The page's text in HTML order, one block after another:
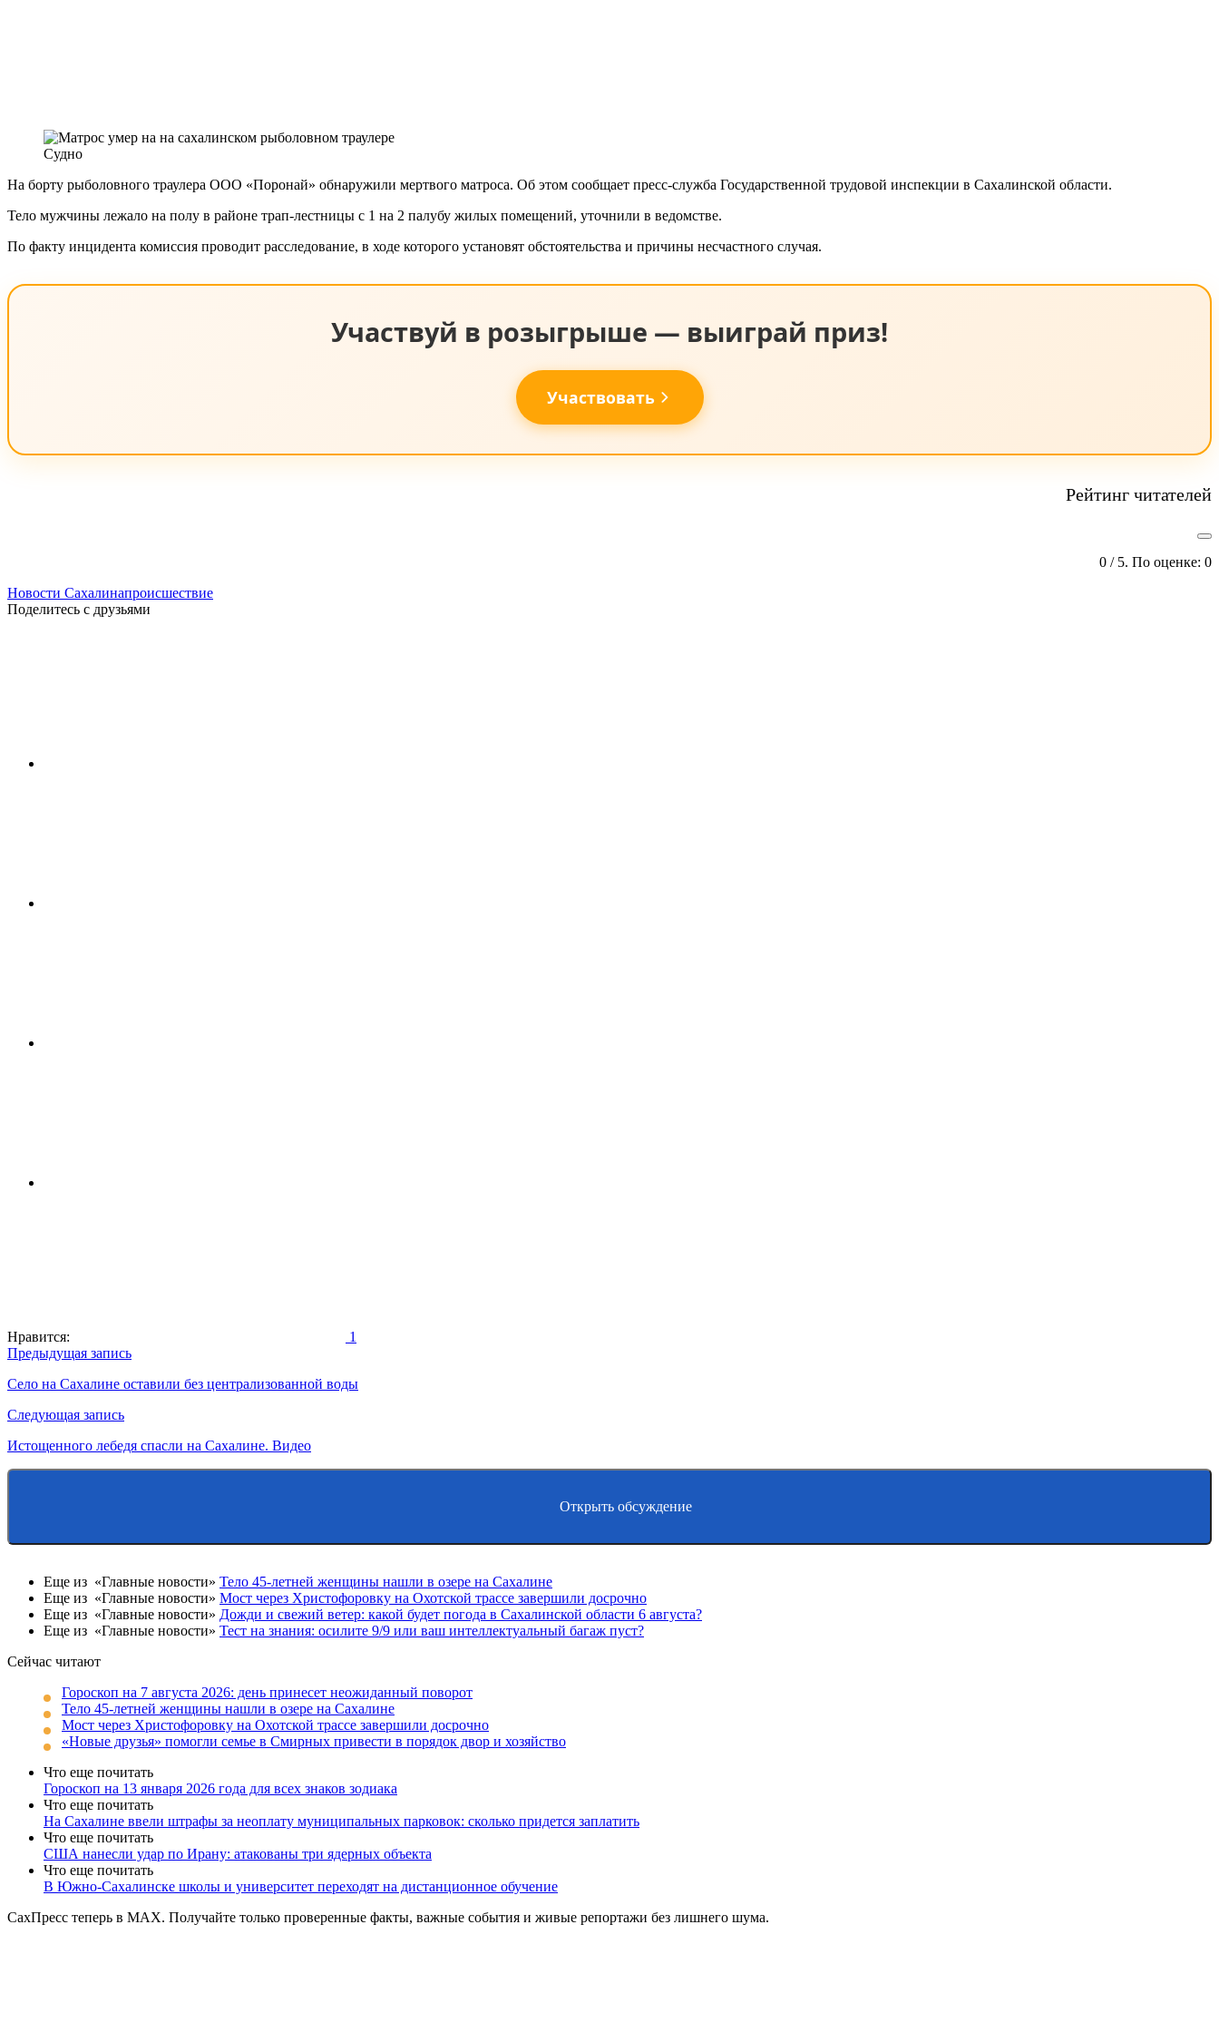
Судно
На борту рыболовного траулера ООО «Поронай» обнаружили мертвого матроса. Об этом сообщает пресс-служба Государственной трудовой инспекции в Сахалинской области.
Тело мужчины лежало на полу в районе трап-лестницы с 1 на 2 палубу жилых помещений, уточнили в ведомстве.
По факту инцидента комиссия проводит расследование, в ходе которого установят обстоятельства и причины несчастного случая.
Участвуй в розыгрыше — выиграй приз!
Участвовать
Рейтинг читателей
0 / 5. По оценке: 0
Новости Сахалинапроисшествие
Поделитесь с друзьями
Нравится: 1
Навигация
по
записям
Предыдущая запись
Село на Сахалине оставили без централизованной воды
Следующая запись
Истощенного лебедя спасли на Сахалине. Видео
Открыть обсуждение
Еще из «Главные новости» Тело 45-летней женщины нашли в озере на Сахалине
Еще из «Главные новости» Мост через Христофоровку на Охотской трассе завершили досрочно
Еще из «Главные новости» Дожди и свежий ветер: какой будет погода в Сахалинской области 6 августа?
Еще из «Главные новости» Тест на знания: осилите 9/9 или ваш интеллектуальный багаж пуст?
Сейчас читают
Гороскоп на 7 августа 2026: день принесет неожиданный поворот
Тело 45-летней женщины нашли в озере на Сахалине
Мост через Христофоровку на Охотской трассе завершили досрочно
«Новые друзья» помогли семье в Смирных привести в порядок двор и хозяйство
Что еще почитать
Гороскоп на 13 января 2026 года для всех знаков зодиака
Что еще почитать
На Сахалине ввели штрафы за неоплату муниципальных парковок: сколько придется заплатить
Что еще почитать
США нанесли удар по Ирану: атакованы три ядерных объекта
Что еще почитать
В Южно-Сахалинске школы и университет переходят на дистанционное обучение
СахПресс теперь в MAX. Получайте только проверенные факты, важные события и живые репортажи без лишнего шума.